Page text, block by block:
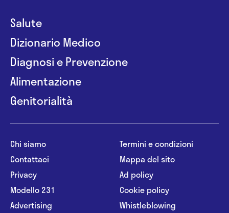
Salute
Dizionario Medico
Diagnosi e Prevenzione
Alimentazione
Genitorialità
Chi siamo
Contattaci
Privacy
Modello 231
Advertising
Termini e condizioni
Mappa del sito
Ad policy
Cookie policy
Whistleblowing